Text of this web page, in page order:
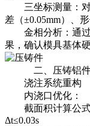
三坐标测量：对
差（±0.05mm）、
金相分析：通过
果，确认模具基体
二、 压铸铝
浇注系统重构
内浇口优化：
截面积计算公式
Δt≤0.03s